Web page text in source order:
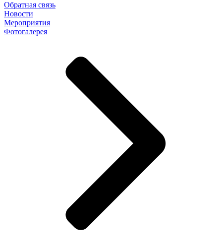
Обратная связь
Новости
Мероприятия
Фотогалерея